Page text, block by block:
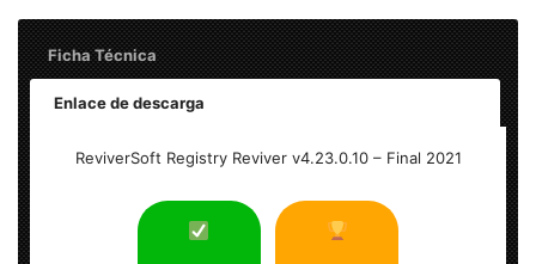
Ficha Técnica
Enlace de descarga
ReviverSoft Registry Reviver v4.23.0.10 – Final 2021